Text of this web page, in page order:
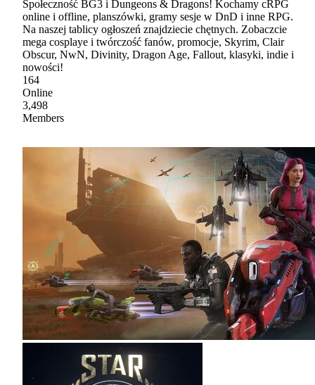
Społeczność BG3 i Dungeons & Dragons! Kochamy cRPG
online i offline, planszówki, gramy sesje w DnD i inne RPG.
Na naszej tablicy ogłoszeń znajdziecie chętnych. Zobaczcie
mega cosplaye i twórczość fanów, promocje, Skyrim, Clair
Obscur, NwN, Divinity, Dragon Age, Fallout, klasyki, indie i
nowości!
164
Online
3,498
Members